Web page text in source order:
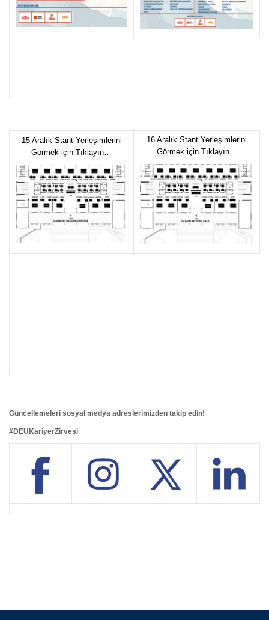
15 Aralık Stant Yerleşimlerini
Görmek için Tıklayın…
16 Aralık Stant Yerleşimlerini
Görmek için Tıklayın…
Güncellemeleri sosyal medya adreslerimizden takip edin!
#DEUKariyerZirvesi